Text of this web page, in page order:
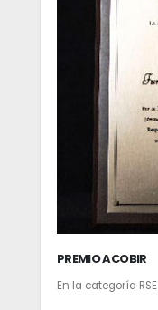
PREMIO ACOBIR
En la categoría RSE